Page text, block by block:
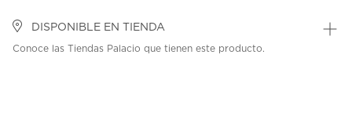
DISPONIBLE EN TIENDA
Conoce las Tiendas Palacio que tienen este producto.